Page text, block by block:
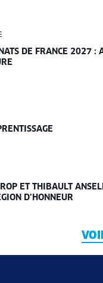
DE FRANCE 2027 :
ET THIBAULT
D’HONNEUR